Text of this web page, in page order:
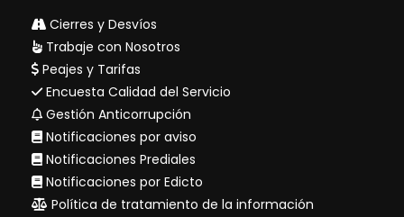
Cierres y Desvíos
Trabaje con Nosotros
Peajes y Tarifas
Encuesta Calidad del Servicio
Gestión Anticorrupción
Notificaciones por aviso
Notificaciones Prediales
Notificaciones por Edicto
Política de tratamiento de la información